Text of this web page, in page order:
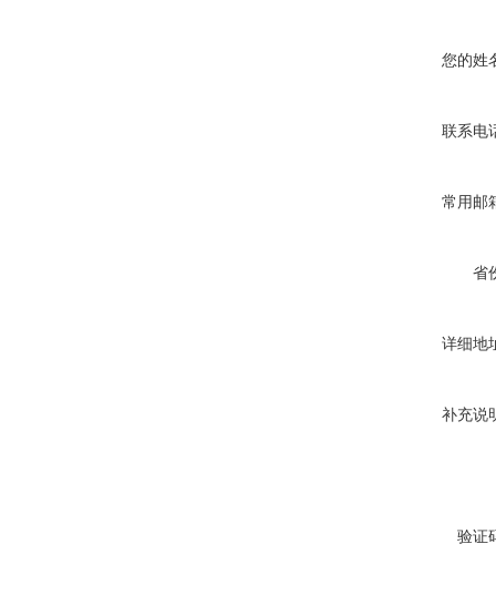
您的姓
联系电
常用邮
省
详细地
补充说
验证